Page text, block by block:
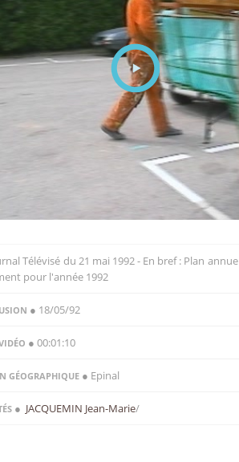
Télévisé du 21 mai 1992 - En bref : Plan
pour l'année 1992
● 18/05/92
● 00:01:10
GÉOGRAPHIQUE ● Epinal
● JACQUEMIN Jean-Marie/